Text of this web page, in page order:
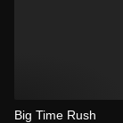
Big Time Rush